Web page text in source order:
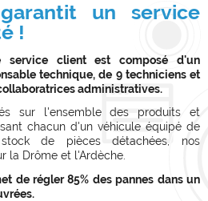
un service
!
service client est composé d'un
technique, de 9 techniciens et
administratives.
sur l'ensemble des produits et
chacun d'un véhicule équipé de
de pièces détachées, nos
la Drôme et l'Ardèche.
de régler 85% des pannes dans un